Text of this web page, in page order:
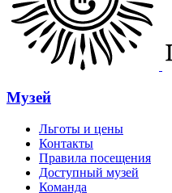
Музей
Льготы и цены
Контакты
Правила посещения
Доступный музей
Команда